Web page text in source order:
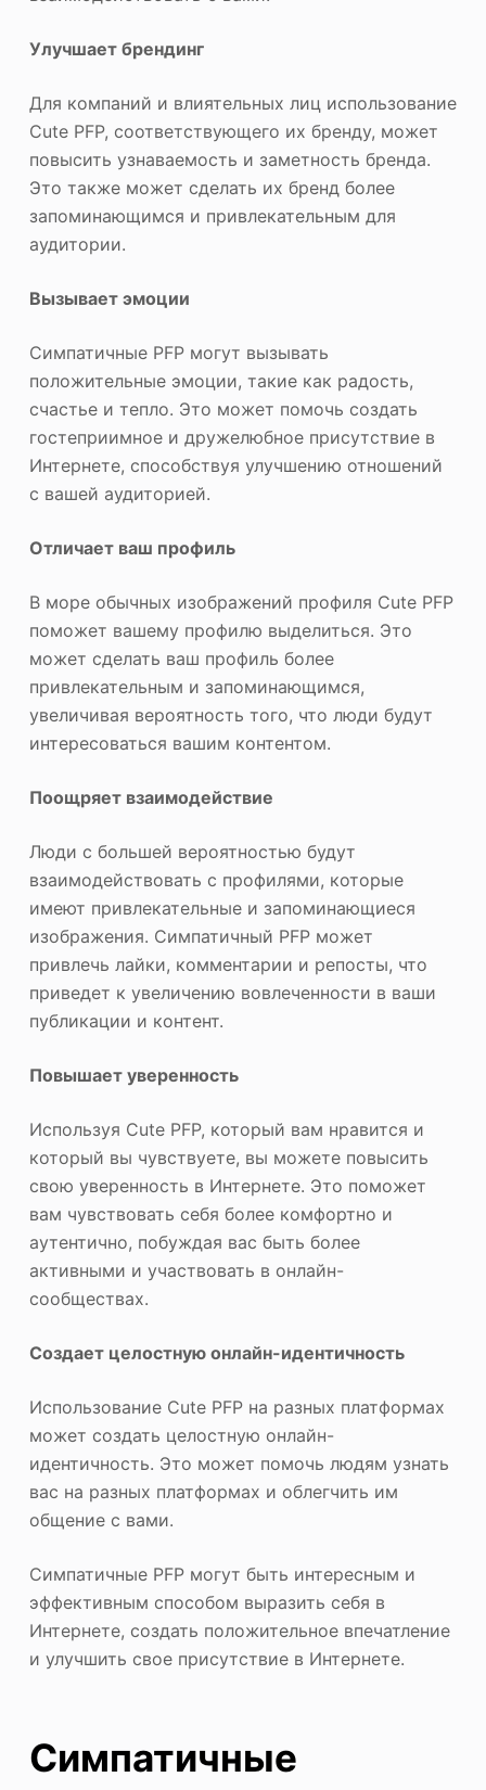
Улучшает брендинг
Для компаний и влиятельных лиц использование
Cute PFP, соответствующего их бренду, может
повысить узнаваемость и заметность бренда.
Это также может сделать их бренд более
запоминающимся и привлекательным для
аудитории.
Вызывает эмоции
Симпатичные PFP могут вызывать
положительные эмоции, такие как радость,
счастье и тепло. Это может помочь создать
гостеприимное и дружелюбное присутствие в
Интернете, способствуя улучшению отношений
с вашей аудиторией.
Отличает ваш профиль
В море обычных изображений профиля Cute PFP
поможет вашему профилю выделиться. Это
может сделать ваш профиль более
привлекательным и запоминающимся,
увеличивая вероятность того, что люди будут
интересоваться вашим контентом.
Поощряет взаимодействие
Люди с большей вероятностью будут
взаимодействовать с профилями, которые
имеют привлекательные и запоминающиеся
изображения. Симпатичный PFP может
привлечь лайки, комментарии и репосты, что
приведет к увеличению вовлеченности в ваши
публикации и контент.
Повышает уверенность
Используя Cute PFP, который вам нравится и
который вы чувствуете, вы можете повысить
свою уверенность в Интернете. Это поможет
вам чувствовать себя более комфортно и
аутентично, побуждая вас быть более
активными и участвовать в онлайн-
сообществах.
Создает целостную онлайн-идентичность
Использование Cute PFP на разных платформах
может создать целостную онлайн-
идентичность. Это может помочь людям узнать
вас на разных платформах и облегчить им
общение с вами.
Симпатичные PFP могут быть интересным и
эффективным способом выразить себя в
Интернете, создать положительное впечатление
и улучшить свое присутствие в Интернете.
Симпатичные